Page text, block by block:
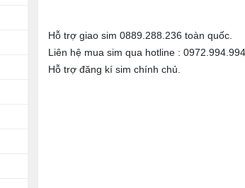
Hỗ trợ giao sim 0889.288.236 toàn quốc.
Liên hệ mua sim qua hotline :
Hỗ trợ đăng kí sim chính chủ.